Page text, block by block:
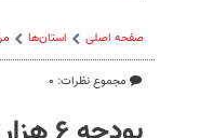
صفحه اصلی استان‌ها
مجموع نظرات: ۰